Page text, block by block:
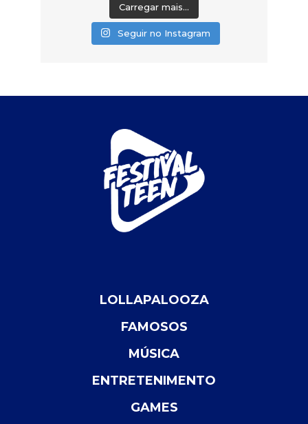
Carregar mais...
Seguir no Instagram
LOLLAPALOOZA
FAMOSOS
MÚSICA
ENTRETENIMENTO
GAMES